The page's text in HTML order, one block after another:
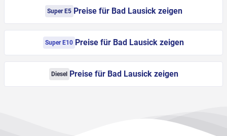
Super E5 Preise für Bad Lausick zeigen
Super E10 Preise für Bad Lausick zeigen
Diesel Preise für Bad Lausick zeigen